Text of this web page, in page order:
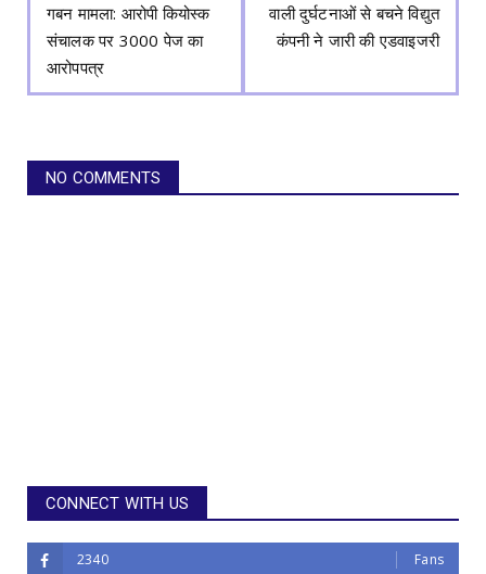
गबन मामला: आरोपी कियोस्क
संचालक पर 3000 पेज का
आरोपपत्र
वाली दुर्घटनाओं से बचने विद्युत
कंपनी ने जारी की एडवाइजरी
NO COMMENTS
CONNECT WITH US
2340 Fans